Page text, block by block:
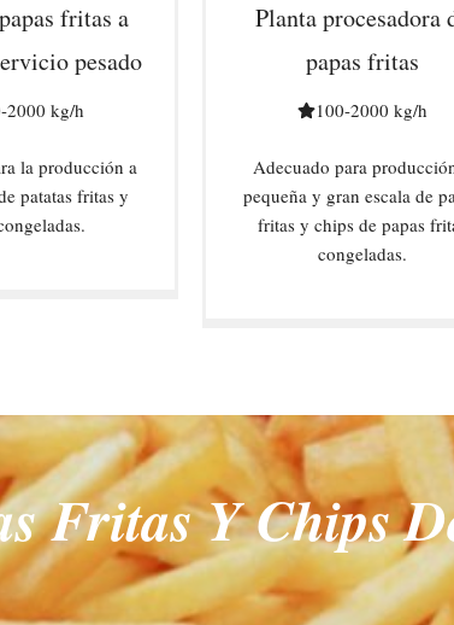
fritas a
pesado
2000 kg/h
la producción a
patatas fritas y
Planta procesadora
papas fritas
100-2000 kg/h
Adecuado para
pequeña y gran escala de
fritas y chips de papas
congeladas.
Fritas Y Chips